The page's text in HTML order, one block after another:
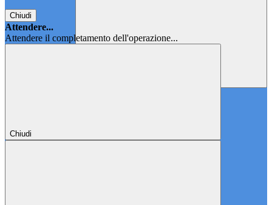
Chiudi
Attendere...
Attendere il completamento dell'operazione...
Chiudi